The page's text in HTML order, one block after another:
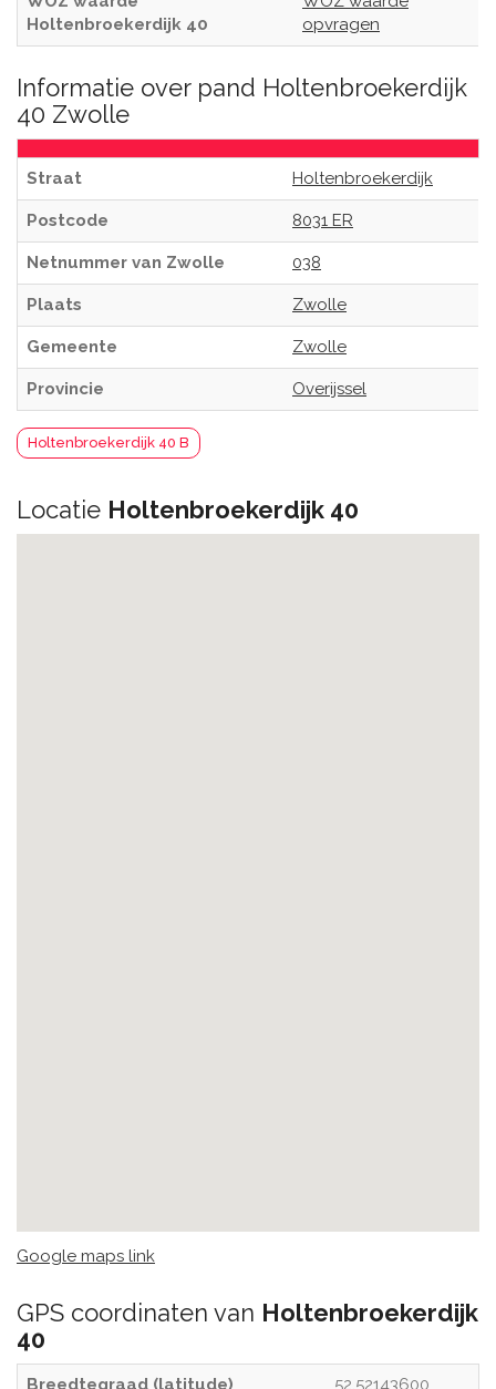
Holtenbroekerdijk 40
opvragen
Informatie over pand Holtenbroekerdijk
40 Zwolle
Straat Holtenbroekerdijk
Postcode 8031 ER
Netnummer van Zwolle 038
Plaats Zwolle
Gemeente Zwolle
Provincie Overijssel
Holtenbroekerdijk 40 B
Locatie Holtenbroekerdijk 40
Google maps link
GPS coordinaten van Holtenbroekerdijk
40
Breedtegraad (latitude) 52.52143600